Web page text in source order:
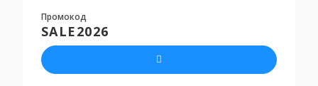
Промокод
SALE2026